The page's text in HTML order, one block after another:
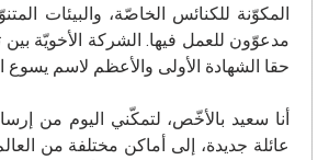
المكوّنة للكنائس الخاصّة، والبيئات
مدعوّون للعمل فيها. الشركة الأخويّة بين
حقا الشهادة الأولى والأعظم لاسم يسوع
أنا سعيد بالأخّص، لتمكّني اليوم من
عائلة جديدة، إلى أماكن مختلفة من